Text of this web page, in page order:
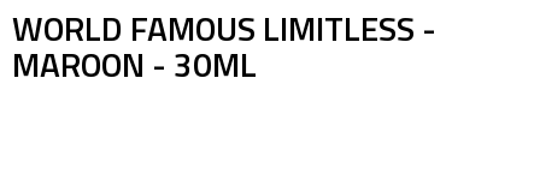
WORLD FAMOUS LIMITLESS -
MAROON - 30ML